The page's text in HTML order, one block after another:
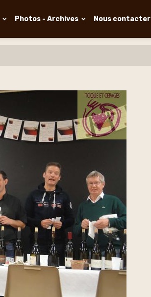
Photos - Archives Nous contacter